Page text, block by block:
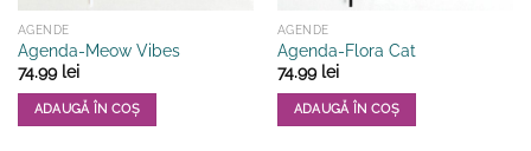
AGENDE
Agenda-Meow Vibes
74.99 lei
ADAUGĂ ÎN COȘ
AGENDE
Agenda-Flora Cat
74.99 lei
ADAUGĂ ÎN COȘ